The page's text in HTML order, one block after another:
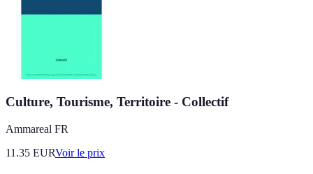
Culture, Tourisme, Territoire - Collectif
Ammareal FR
11.35 EURVoir le prix